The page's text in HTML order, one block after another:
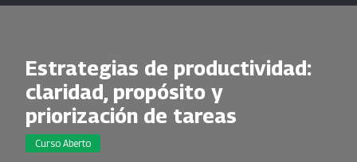
Estrategias de productividad:
claridad, propósito y
priorización de tareas
Curso Aberto